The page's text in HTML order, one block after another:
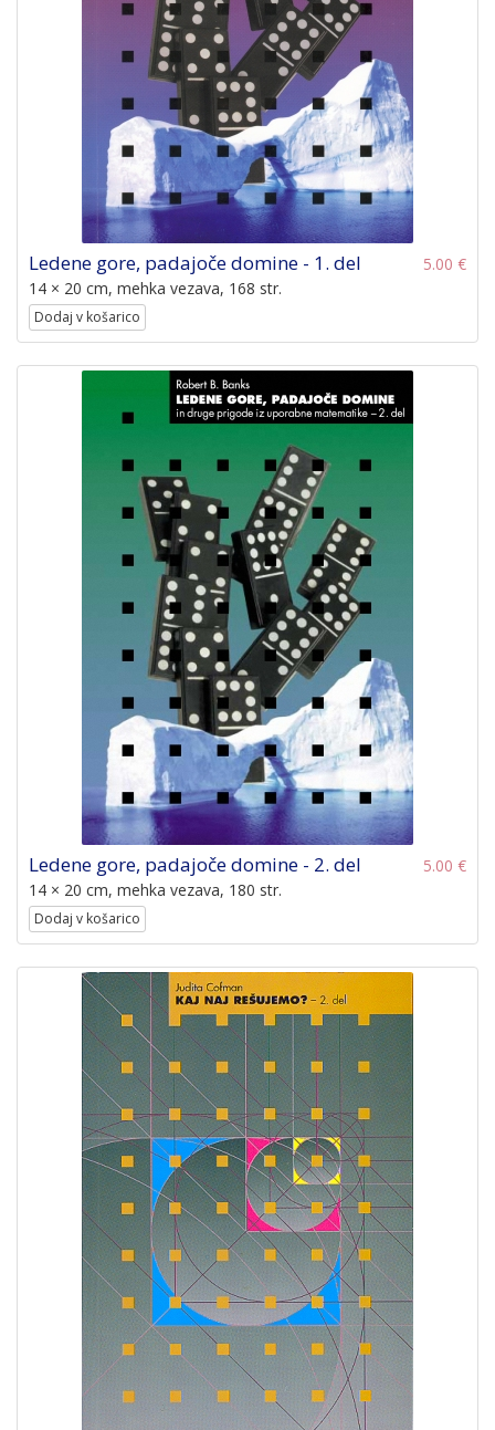
Ledene gore, padajoče domine - 1. del
5.00 €
14 × 20 cm, mehka vezava, 168 str.
Dodaj v košarico
Ledene gore, padajoče domine - 2. del
5.00 €
14 × 20 cm, mehka vezava, 180 str.
Dodaj v košarico